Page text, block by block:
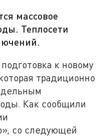
массовое
Теплосети
к новому
традиционно
Как сообщили
со следующей